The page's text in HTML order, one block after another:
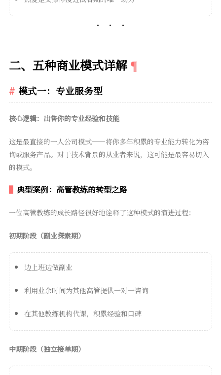
二、五种商业模式详解
模式一：专业服务型
核心逻辑：出售你的专业经验和技能
这是最直接的一人公司模式——将你多年积累的专业能力转化为咨
询或服务产品。对于技术背景的从业者来说，这可能是最容易切入
的模式。
典型案例：高管教练的转型之路
一位高管教练的成长路径很好地诠释了这种模式的演进过程：
初期阶段（副业探索期）
边上班边做副业
利用业余时间为其他高管提供一对一咨询
在其他教练机构代课，积累经验和口碑
中期阶段（独立接单期）